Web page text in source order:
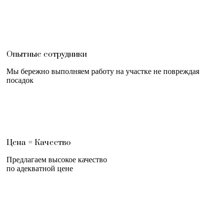
Опытные сотрудники
Мы бережно выполняем работу на участке не повреждая
посадок
Цена = Качество
Предлагаем высокое качество
по адекватной цене